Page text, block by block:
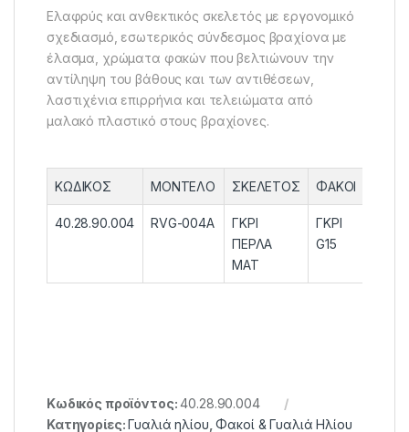
Ελαφρύς και ανθεκτικός σκελετός με εργονομικό
σχεδιασμό, εσωτερικός σύνδεσμος βραχίονα με
έλασμα, χρώματα φακών που βελτιώνουν την
αντίληψη του βάθους και των αντιθέσεων,
λαστιχένια επιρρήνια και τελειώματα από
μαλακό πλαστικό στους βραχίονες.
ΚΩΔΙΚΟΣ ΜΟΝΤΕΛΟ ΣΚΕΛΕΤΟΣ ΦΑΚΟΙ
40.28.90.004 RVG-004A
ΓΚΡΙ
ΠΕΡΛΑ
ΜΑΤ
ΓΚΡΙ
G15
Κωδικός προϊόντος:40.28.90.004
Κατηγορίες:Γυαλιά ηλίου ,Φακοί & Γυαλιά Ηλίου